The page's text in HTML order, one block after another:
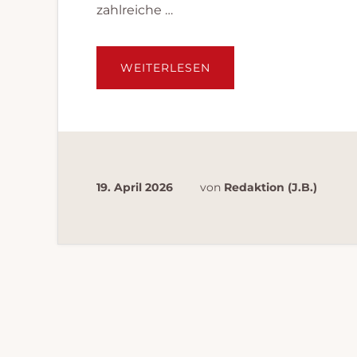
zahlreiche …
WEITERLESEN
19. April 2026 von Redaktion (J.B.)